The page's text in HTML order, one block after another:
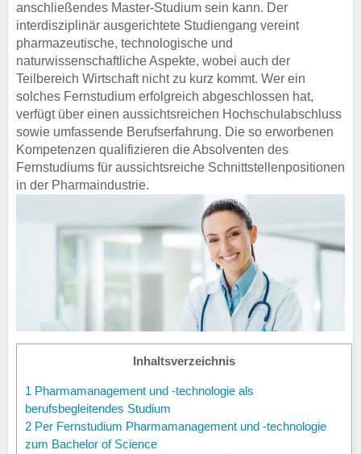
anschließendes Master-Studium sein kann. Der
interdisziplinär ausgerichtete Studiengang vereint
pharmazeutische, technologische und
naturwissenschaftliche Aspekte, wobei auch der
Teilbereich Wirtschaft nicht zu kurz kommt. Wer ein
solches Fernstudium erfolgreich abgeschlossen hat,
verfügt über einen aussichtsreichen Hochschulabschluss
sowie umfassende Berufserfahrung. Die so erworbenen
Kompetenzen qualifizieren die Absolventen des
Fernstudiums für aussichtsreiche Schnittstellenpositionen
in der Pharmaindustrie.
Inhaltsverzeichnis
1 Pharmamanagement und -technologie als
berufsbegleitendes Studium
2 Per Fernstudium Pharmamanagement und -technologie
zum Bachelor of Science